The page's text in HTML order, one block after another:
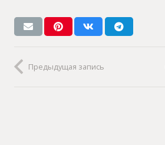
Предыдущая запись